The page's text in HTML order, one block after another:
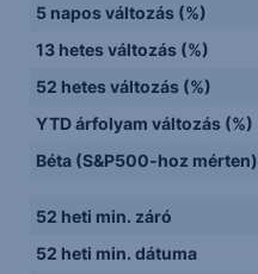
5 napos változás (%)
13 hetes változás (%)
52 hetes változás (%)
YTD árfolyam változás (%)
Béta (S&P500-hoz mérten)
52 heti min. záró
52 heti min. dátuma